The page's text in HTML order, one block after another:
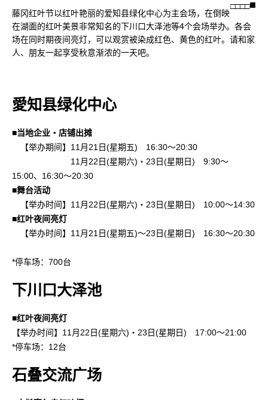
□□□□
藤冈红叶节以红叶艳丽的爱知县绿化中心为主会场，在倒映
在湖面的红叶美景非常知名的下川口大泽池等4个会场举办。各会
场在同时期夜间亮灯，可以观赏被染成红色、黄色的红叶。请和家
人、朋友一起享受秋意渐浓的一天吧。
愛知县绿化中心
■当地企业・店铺出摊
【举办期间】11月21日(星期五) 16:30～20:30
11月22日(星期六)・23日(星期日) 9:30～
15:00、16:30～20:30
■舞台活动
【举办时间】11月22日(星期六)・23日(星期日) 10:00～14:30
■红叶夜间亮灯
【举办时间】11月21日(星期五)～23日(星期日) 16:30～20:30
*停车场：700台
下川口大泽池
■红叶夜间亮灯
【举办时间】11月22日(星期六)・23日(星期日) 17:00～21:00
*停车场：12台
石叠交流广场